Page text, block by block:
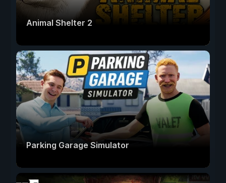
Animal Shelter 2
Parking Garage Simulator